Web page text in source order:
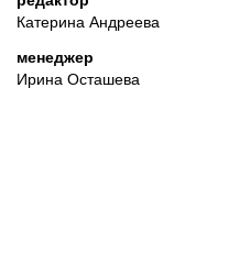
Катерина Андреева
менеджер
Ирина Осташева